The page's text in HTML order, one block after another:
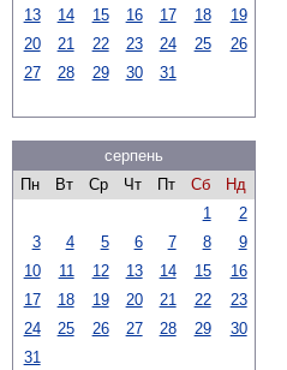
13
14 15 16 17 18
19
20
21 22 23 24 25
26
27
28 29 30 31
серпень
Пн
Вт Ср Чт Пт Сб
Нд
1
2
3
4 5 6 7 8
9
10
11 12 13 14 15
16
17
18 19 20 21 22
23
24
25 26 27 28 29
30
31